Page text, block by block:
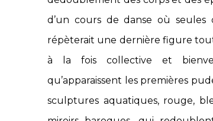
d’un cours de danse où seules
répèterait une dernière figure tout
à la fois collective et
qu’apparaissent les premières
sculptures aquatiques, rouge,